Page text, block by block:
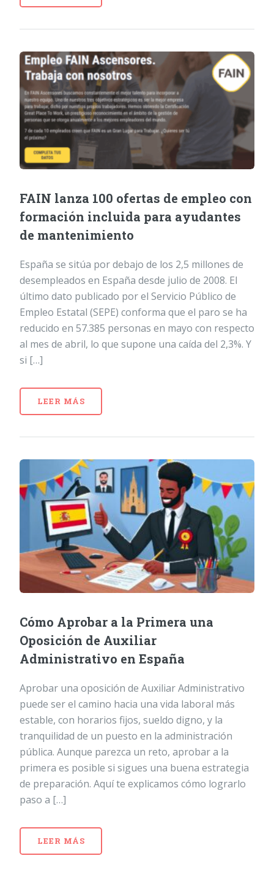
FAIN lanza 100 ofertas de empleo con
formación incluida para ayudantes
de mantenimiento
España se sitúa por debajo de los 2,5 millones de
desempleados en España desde julio de 2008. El
último dato publicado por el Servicio Público de
Empleo Estatal (SEPE) conforma que el paro se ha
reducido en 57.385 personas en mayo con respecto
al mes de abril, lo que supone una caída del 2,3%. Y
si […]
LEER MÁS
Cómo Aprobar a la Primera una
Oposición de Auxiliar
Administrativo en España
Aprobar una oposición de Auxiliar Administrativo
puede ser el camino hacia una vida laboral más
estable, con horarios fijos, sueldo digno, y la
tranquilidad de un puesto en la administración
pública. Aunque parezca un reto, aprobar a la
primera es posible si sigues una buena estrategia
de preparación. Aquí te explicamos cómo lograrlo
paso a […]
LEER MÁS